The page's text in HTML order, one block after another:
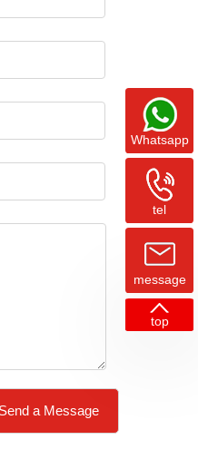
Whatsapp
tel
message
top